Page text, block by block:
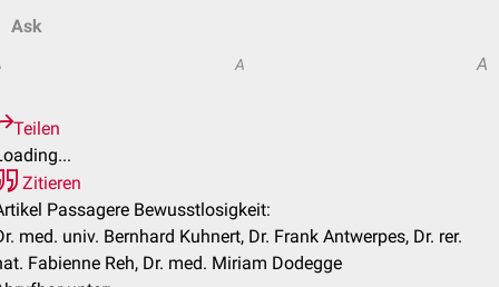
Ask
A A
Teilen
Zitieren
Passagere Bewusstlosigkeit:
med. univ. Bernhard Kuhnert, Dr. Frank Antwerpes, Dr. rer.
Fabienne Reh, Dr. med. Miriam Dodegge